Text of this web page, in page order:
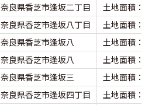
奈良県香芝市逢坂二丁目
土地面積：
奈良県香芝市逢坂八丁目
土地面積：
奈良県香芝市逢坂八
土地面積：
奈良県香芝市逢坂八
土地面積：
奈良県香芝市逢坂三
土地面積：
奈良県香芝市逢坂四丁目
土地面積：